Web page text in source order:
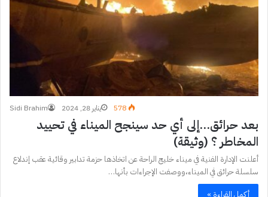
Sidi Brahim يناير 28, 2024
بعد حرائق…إلى أي حد سينجح الميناء في تحييد
المخاطر ؟ (وثيقة)
أعلنت الإدارة الفنية في ميناء خليج الراحة عن اتخاذها حزمة تدابير وقائية عقب إندلاع
سلسلة حرائق في الميناء،ووصفت الإجراءات بأنها…
أكمل القراءة »